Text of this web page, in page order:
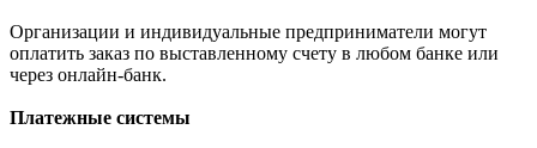
Организации и индивидуальные предприниматели могут
оплатить заказ по выставленному счету в любом банке или
через онлайн-банк.
Платежные системы